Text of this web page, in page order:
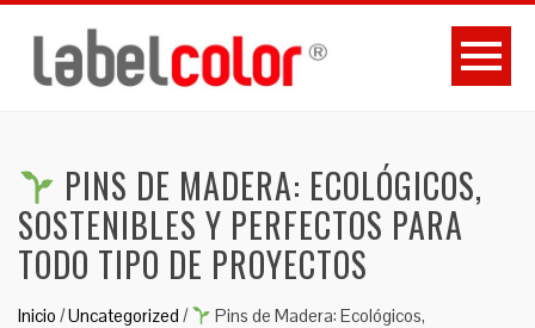
PINS DE MADERA: ECOLÓGICOS,
SOSTENIBLES Y PERFECTOS PARA
TODO TIPO DE PROYECTOS
Inicio /Uncategorized /
Pins de Madera: Ecológicos,